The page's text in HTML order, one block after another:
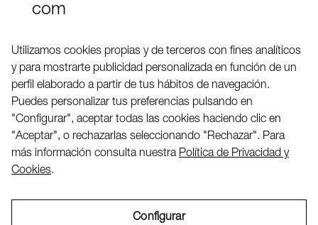
com
Twitter
LinkedIN
2026 ©
Utilizamos cookies propias y de terceros con fines analíticos
y para mostrarte publicidad personalizada en función de un
perfil elaborado a partir de tus hábitos de navegación.
Puedes personalizar tus preferencias pulsando en
"Configurar", aceptar todas las cookies haciendo clic en
"Aceptar", o rechazarlas seleccionando "Rechazar". Para
más información consulta nuestra Política de Privacidad y
Cookies.
Configurar